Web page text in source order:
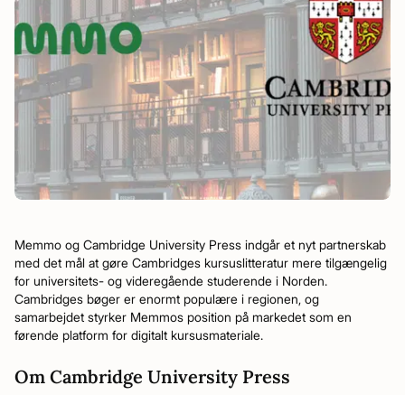
Memmo og Cambridge University Press indgår et nyt partnerskab
med det mål at gøre Cambridges kursuslitteratur mere tilgængelig
for universitets- og videregående studerende i Norden.
Cambridges bøger er enormt populære i regionen, og
samarbejdet styrker Memmos position på markedet som en
førende platform for digitalt kursusmateriale.
Om Cambridge University Press